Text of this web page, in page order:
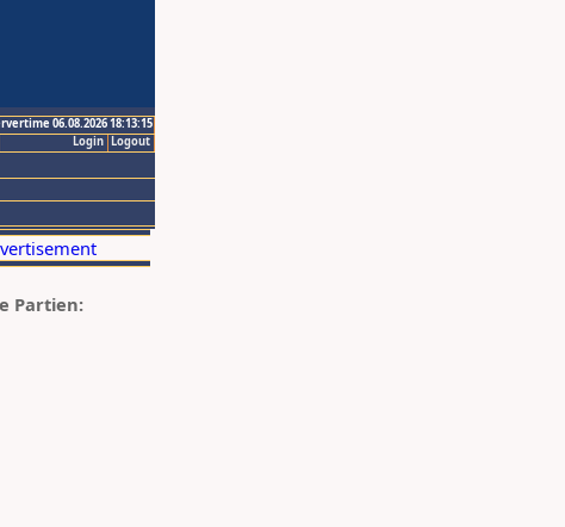
06.08.2026 18:13:15
Logout
Login
Partien: